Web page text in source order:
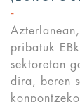
pribatuk
sektoretan
dira, beren